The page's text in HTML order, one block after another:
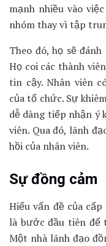
mạnh nhiều vào
nhóm thay vì tập
Theo đó, họ sẽ
Họ coi các thành
tin cậy. Nhân viên
của tổ chức. Sự
dễ dàng tiếp nhận ý
viên. Qua đó, lãnh
hồi của nhân viên.
Sự đồng cảm
Hiểu vấn đề của
là bước đầu tiên để
Một nhà lãnh đạo